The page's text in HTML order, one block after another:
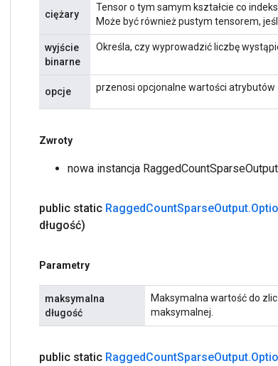
ciężary
Tensor o tym samym kształcie co
Może być również pustym tensorem,
wyjście
binarne
Określa, czy wyprowadzić liczbę
opcje przenosi opcjonalne wartości atrybutów
Zwroty
nowa instancja RaggedCountSparseOutput
public static RaggedCountSparseOutput.
długość)
Parametry
maksymalna
długość
Maksymalna wartość do
maksymalnej.
public static RaggedCountSparseOutput.